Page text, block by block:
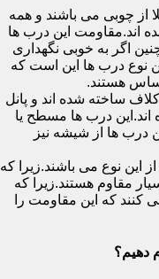
از چوبی می باشند و همه
این درب ها
اگر به خوبی نگهداری
نوع درب ها این است که
هستند.
ساخته شده اند و پانل
اند.این درب ها مسطح یا
درب ها از شیشه نیز
این نوع می باشند.زیرا که
مقاوم هستند.زیرا که
که این مقاومت را
دهیم؟